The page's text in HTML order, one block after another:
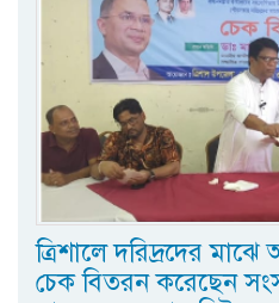
ত্রিশালে দরিদ্রদের
চেক বিতরন করেছেন